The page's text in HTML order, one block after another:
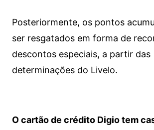
Posteriormente, os pontos
ser resgatados em forma de
descontos especiais, a partir das
determinações do Livelo.
O cartão de crédito Digio tem